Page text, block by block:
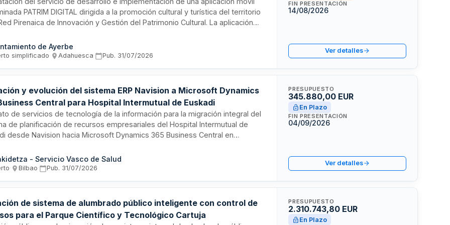
PATRIM DIGITAL dirigida a la promoción cultural y turística del territorio
Pirenaica de Innovación y Gestión del Patrimonio Cultural. La aplicación
participantes, puntos de interés patrimonial, museos, yacimientos
y otros elementos culturales, incorporando tecnologías de realidad
en el marco del proyecto EFA 127/01 PATRIM 4.0 financiado por Interreg
de Ayerbe
simplificado· Adahuesca· Pub. 31/07/2026
FIN PRESENTACIÓN
14/08/2026
Ver detalles
y evolución del sistema ERP Navision a Microsoft Dynamics
Central para Hospital Intermutual de Euskadi
de servicios de tecnología de la información para la migración integral del
de planificación de recursos empresariales del Hospital Intermutual de
desde Navision hacia Microsoft Dynamics 365 Business Central en
transferencia de datos, configuración del nuevo entorno,
de pruebas, puesta en marcha y soporte de estabilización. Se integran
con el Sistema Español de Verificación de Medicamentos.
- Servicio Vasco de Salud
· Bilbao· Pub. 31/07/2026
PRESUPUESTO
345.880,00 EUR
En Plazo
FIN PRESENTACIÓN
04/09/2026
Ver detalles
de sistema de alumbrado público inteligente con control de
para el Parque Científico y Tecnológico Cartuja
PRESUPUESTO
2.310.743,80 EUR
En Plazo